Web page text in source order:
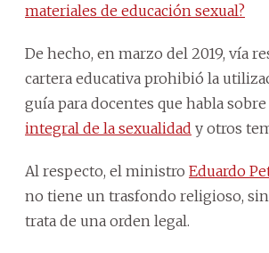
materiales de educación sexual?
De hecho, en marzo del 2019, vía
cartera educativa prohibió la
guía para docentes que habla sobre
integral de la sexualidad y otros
Al respecto, el ministro Eduardo
no tiene un trasfondo religioso,
trata de una orden legal.